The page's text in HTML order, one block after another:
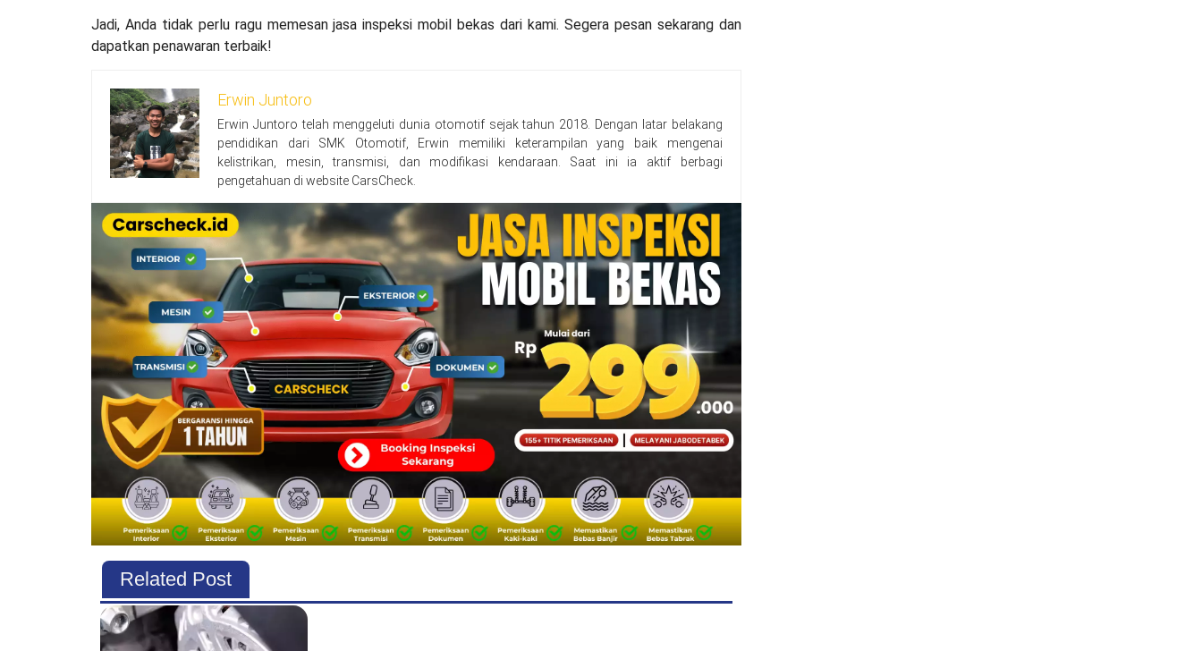
Jadi, Anda tidak perlu ragu memesan jasa inspeksi mobil bekas dari kami. Segera pesan sekarang dan
dapatkan penawaran terbaik!
Erwin Juntoro
Erwin Juntoro telah menggeluti dunia otomotif sejak tahun 2018. Dengan latar belakang
pendidikan dari SMK Otomotif, Erwin memiliki keterampilan yang baik mengenai
kelistrikan, mesin, transmisi, dan modifikasi kendaraan. Saat ini ia aktif berbagi
pengetahuan di website CarsCheck.
Related Post